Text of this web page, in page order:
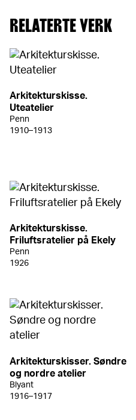
RELATERTE VERK
Arkitekturskisse.
Uteatelier
Penn
1910–1913
Arkitekturskisse.
Friluftsratelier på Ekely
Penn
1926
Arkitekturskisser. Søndre
og nordre atelier
Blyant
1916–1917